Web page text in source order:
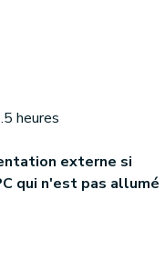
heures
externe si
qui n'est pas allumé